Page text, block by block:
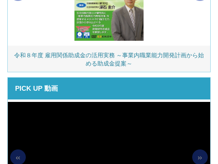
令和８年度 雇用関係助成金の活用実務 ～事業内職業能力開発計画から始
める助成金提案～
PICK UP 動画
« »